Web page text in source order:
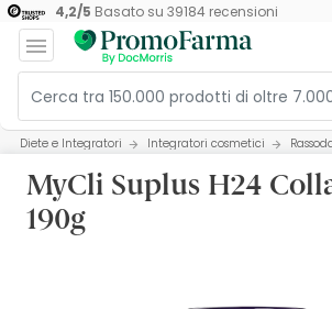
4,2/5 Basato su 39184 recensioni
Diete e Integratori Integratori cosmetici
MyCli Suplus H24
190g